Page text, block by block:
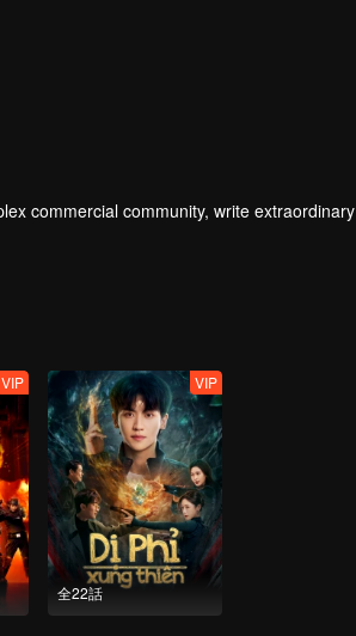
commercial community, write extraordinary
VIP
全22話
VIP